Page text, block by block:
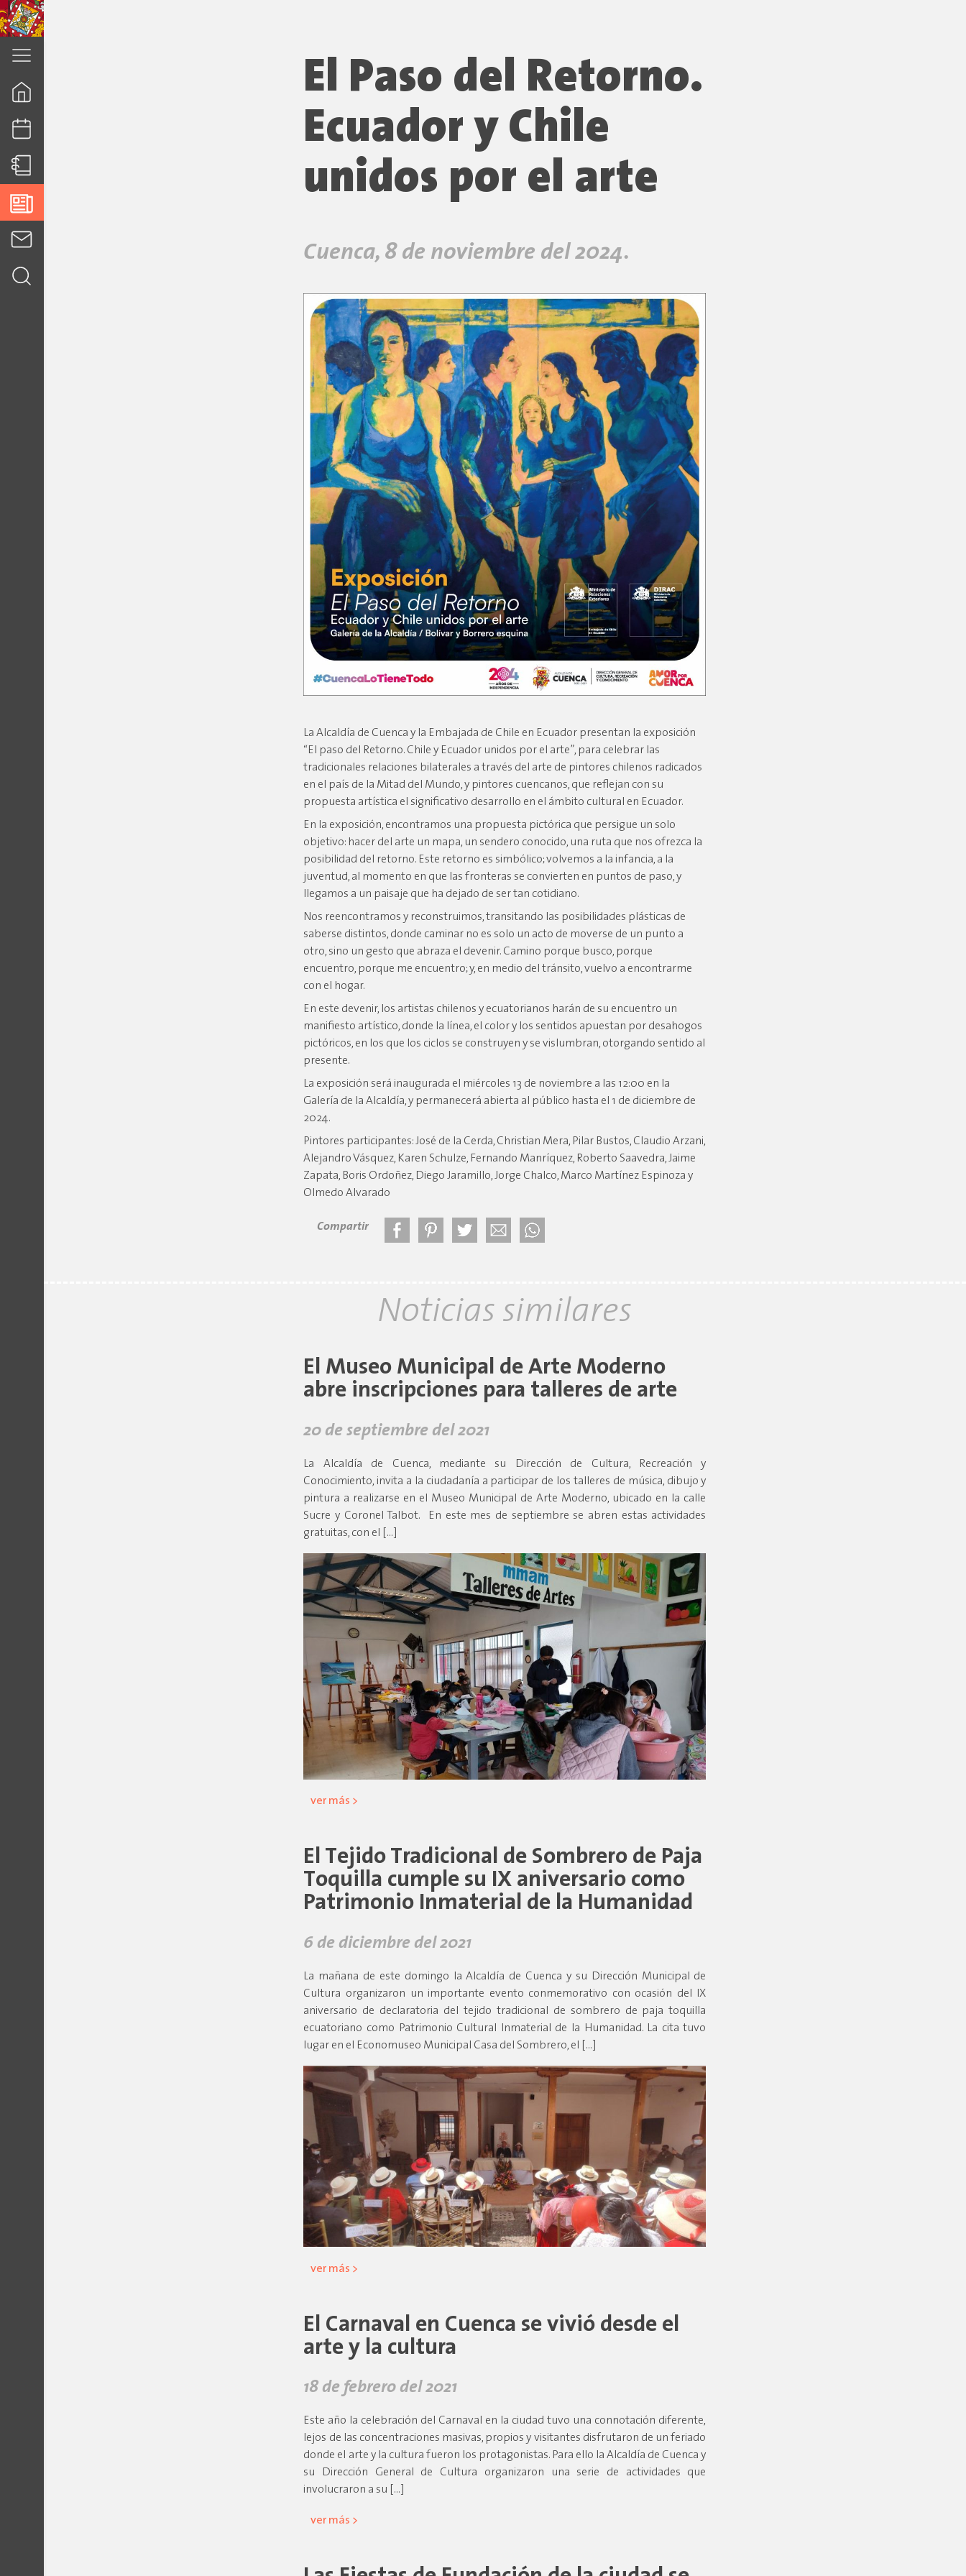
El Paso del Retorno.
Ecuador y Chile
unidos por el arte
Cuenca, 8 de noviembre del 2024.
La Alcaldía de Cuenca y la Embajada de Chile en Ecuador presentan la exposición
“El paso del Retorno. Chile y Ecuador unidos por el arte”, para celebrar las
tradicionales relaciones bilaterales a través del arte de pintores chilenos radicados
en el país de la Mitad del Mundo, y pintores cuencanos, que reflejan con su
propuesta artística el significativo desarrollo en el ámbito cultural en Ecuador.
En la exposición, encontramos una propuesta pictórica que persigue un solo
objetivo: hacer del arte un mapa, un sendero conocido, una ruta que nos ofrezca la
posibilidad del retorno. Este retorno es simbólico; volvemos a la infancia, a la
juventud, al momento en que las fronteras se convierten en puntos de paso, y
llegamos a un paisaje que ha dejado de ser tan cotidiano.
Nos reencontramos y reconstruimos, transitando las posibilidades plásticas de
saberse distintos, donde caminar no es solo un acto de moverse de un punto a
otro, sino un gesto que abraza el devenir. Camino porque busco, porque
encuentro, porque me encuentro; y, en medio del tránsito, vuelvo a encontrarme
con el hogar.
En este devenir, los artistas chilenos y ecuatorianos harán de su encuentro un
manifiesto artístico, donde la línea, el color y los sentidos apuestan por desahogos
pictóricos, en los que los ciclos se construyen y se vislumbran, otorgando sentido al
presente.
La exposición será inaugurada el miércoles 13 de noviembre a las 12:00 en la
Galería de la Alcaldía, y permanecerá abierta al público hasta el 1 de diciembre de
2024.
Pintores participantes: José de la Cerda, Christian Mera, Pilar Bustos, Claudio Arzani,
Alejandro Vásquez, Karen Schulze, Fernando Manríquez, Roberto Saavedra, Jaime
Zapata, Boris Ordoñez, Diego Jaramillo, Jorge Chalco, Marco Martínez Espinoza y
Olmedo Alvarado
Compartir
Noticias similares
El Museo Municipal de Arte Moderno
abre inscripciones para talleres de arte
20 de septiembre del 2021
La Alcaldía de Cuenca, mediante su Dirección de Cultura, Recreación y
Conocimiento, invita a la ciudadanía a participar de los talleres de música, dibujo y
pintura a realizarse en el Museo Municipal de Arte Moderno, ubicado en la calle
Sucre y Coronel Talbot. En este mes de septiembre se abren estas actividades
gratuitas, con el […]
ver más >
El Tejido Tradicional de Sombrero de Paja
Toquilla cumple su IX aniversario como
Patrimonio Inmaterial de la Humanidad
6 de diciembre del 2021
La mañana de este domingo la Alcaldía de Cuenca y su Dirección Municipal de
Cultura organizaron un importante evento conmemorativo con ocasión del IX
aniversario de declaratoria del tejido tradicional de sombrero de paja toquilla
ecuatoriano como Patrimonio Cultural Inmaterial de la Humanidad. La cita tuvo
lugar en el Economuseo Municipal Casa del Sombrero, el […]
ver más >
El Carnaval en Cuenca se vivió desde el
arte y la cultura
18 de febrero del 2021
Este año la celebración del Carnaval en la ciudad tuvo una connotación diferente,
lejos de las concentraciones masivas, propios y visitantes disfrutaron de un feriado
donde el arte y la cultura fueron los protagonistas. Para ello la Alcaldía de Cuenca y
su Dirección General de Cultura organizaron una serie de actividades que
involucraron a su […]
ver más >